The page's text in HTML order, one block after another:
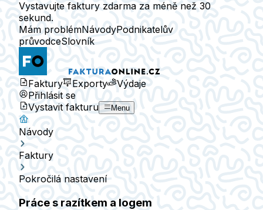
Vystavujte faktury zdarma za méně než 30
sekund.
Mám problémNávodyPodnikatelův
průvodceSlovník
Faktury Exporty
Výdaje
Přihlásit se
Vystavit fakturu
Menu
Návody
Faktury
Pokročilá nastavení
Práce s razítkem a logem